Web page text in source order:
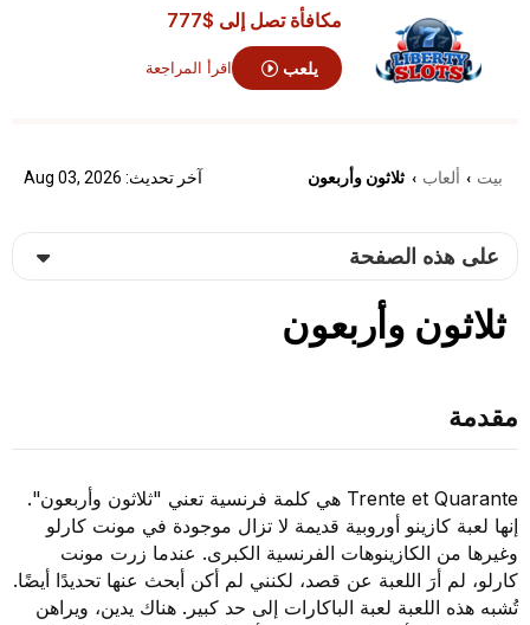
مكافأة تصل إلى$777
يلعب اقرأ المراجعة
بيت › ألعاب › ثلاثون وأربعون آخر تحديث: Aug 03, 2026
على هذه الصفحة
ثلاثون وأربعون
مقدمة
Trente et Quarante هي كلمة فرنسية تعني "ثلاثون وأربعون".
إنها لعبة كازينو أوروبية قديمة لا تزال موجودة في مونت كارلو
وغيرها من الكازينوهات الفرنسية الكبرى. عندما زرت مونت
كارلو، لم أرَ اللعبة عن قصد، لكنني لم أكن أبحث عنها تحديدًا أيضًا.
تُشبه هذه اللعبة لعبة الباكارات إلى حد كبير. هناك يدين، ويراهن